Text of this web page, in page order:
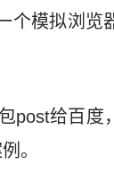
个模拟浏览
post给百度
。